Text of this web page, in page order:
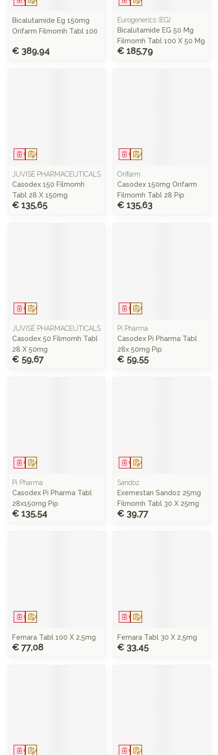
Bicalutamide Eg 150mg
Orifarm Filmomh Tabl 100
€ 389,94
Eurogenerics (EG)
Bicalutamide EG 50 Mg
Filmomh Tabl 100 X 50 Mg
€ 185,79
Op voorschrift
Geneesmiddel
JUVISÉ PHARMACEUTICALS
Casodex 150 Filmomh
Tabl 28 X 150mg
€ 135,65
Op voorschrift
Geneesmiddel
Orifarm
Casodex 150mg Orifarm
Filmomh Tabl 28 Pip
€ 135,63
Op voorschrift
Geneesmiddel
JUVISÉ PHARMACEUTICALS
Casodex 50 Filmomh Tabl
28 X 50mg
€ 59,67
Op voorschrift
Geneesmiddel
Pi Pharma
Casodex Pi Pharma Tabl
28x 50mg Pip
€ 59,55
Op voorschrift
Geneesmiddel
Pi Pharma
Casodex Pi Pharma Tabl
28x150mg Pip
€ 135,54
Op voorschrift
Geneesmiddel
Sandoz
Exemestan Sandoz 25mg
Filmomh Tabl 30 X 25mg
€ 39,77
Op voorschrift
Geneesmiddel
Femara Tabl 100 X 2,5mg
€ 77,08
Op voorschrift
Geneesmiddel
Femara Tabl 30 X 2,5mg
€ 33,45
Op voorschrift
Geneesmiddel Op voorschrift
Geneesmiddel